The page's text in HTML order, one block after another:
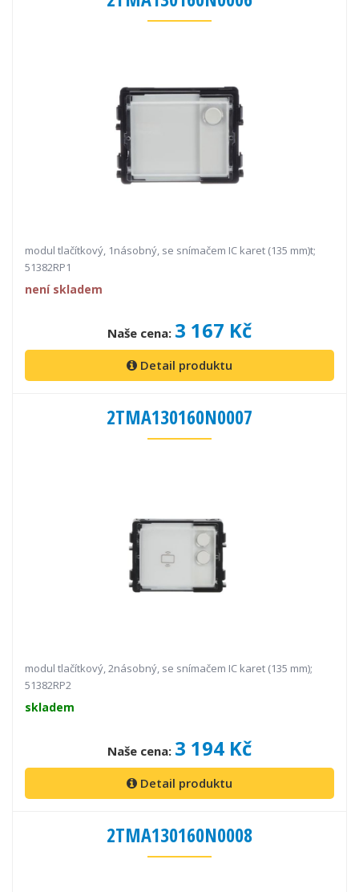
modul tlačítkový, 1násobný, se snímačem IC karet (135 mm)t;
51382RP1
není skladem
Naše cena: 3 167 Kč
Detail produktu
2TMA130160N0007
modul tlačítkový, 2násobný, se snímačem IC karet (135 mm);
51382RP2
skladem
Naše cena: 3 194 Kč
Detail produktu
2TMA130160N0008